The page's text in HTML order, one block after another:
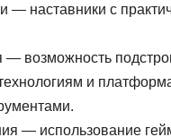
наставники с
возможность
и
— использование